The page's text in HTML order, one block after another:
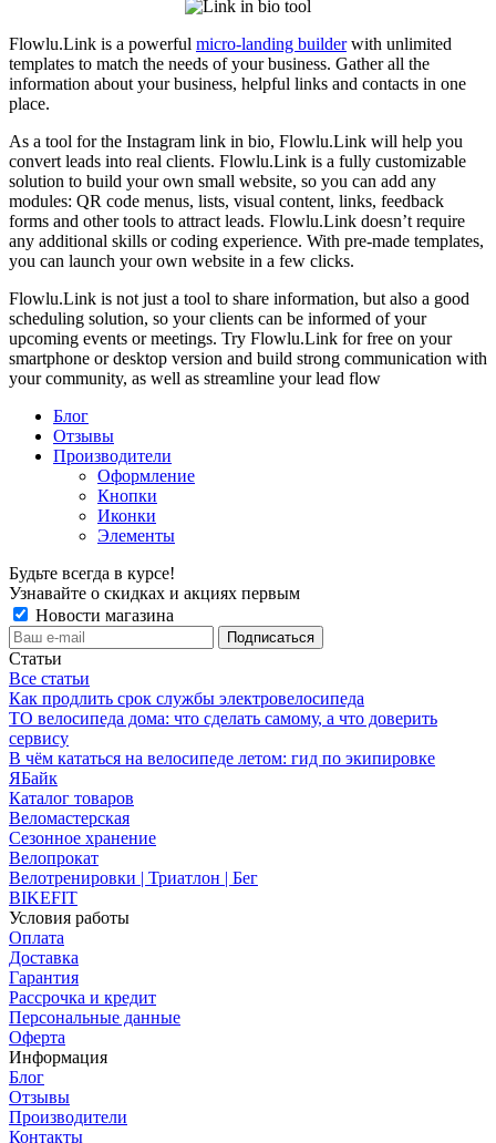
Flowlu.Link is a powerful micro-landing builderwith unlimited
templates to match the needs of your business. Gather all the
information about your business, helpful links and contacts in one
place.
As a tool for the Instagram link in bio, Flowlu.Link will help you
convert leads into real clients. Flowlu.Link is a fully customizable
solution to build your own small website, so you can add any
modules: QR code menus, lists, visual content, links, feedback
forms and other tools to attract leads. Flowlu.Link doesn’t require
any additional skills or coding experience. With pre-made templates,
you can launch your own website in a few clicks.
Flowlu.Link is not just a tool to share information, but also a good
scheduling solution, so your clients can be informed of your
upcoming events or meetings. Try Flowlu.Link for free on your
smartphone or desktop version and build strong communication with
your community, as well as streamline your lead flow
Блог
Отзывы
Производители
Оформление
Кнопки
Иконки
Элементы
Будьте всегда в курсе!
Узнавайте о скидках и акциях первым
Новости магазина
Статьи
Все статьи
Как продлить срок службы электровелосипеда
ТО велосипеда дома: что сделать самому, а что доверить
сервису
В чём кататься на велосипеде летом: гид по экипировке
ЯБайк
Каталог товаров
Веломастерская
Сезонное хранение
Велопрокат
Велотренировки | Триатлон | Бег
BIKEFIT
Условия работы
Оплата
Доставка
Гарантия
Рассрочка и кредит
Персональные данные
Оферта
Информация
Блог
Отзывы
Производители
Контакты